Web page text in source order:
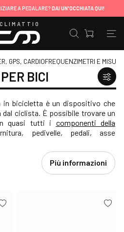
A PEDALARE? DAI UN'OCCHIATA QUI!
GPS, CARDIOFREQUENZIMETRI E
BICI
in bicicletta è un dispositivo che
ciclista. È possibile trovare un
quasi tutti i componenti della
pedivelle, pedali, asse
Più informazioni